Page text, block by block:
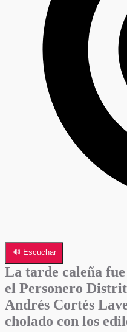
🔊 Escuchar
La tarde caleña
el Personero
Andrés Cortés
cholado con los